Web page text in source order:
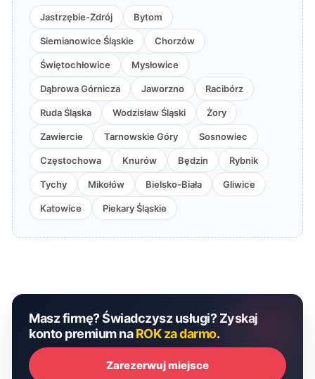
Jastrzębie-Zdrój Bytom
Siemianowice Śląskie Chorzów
Świętochłowice Mysłowice
Dąbrowa Górnicza Jaworzno Racibórz
Ruda Śląska Wodzisław Śląski Żory
Zawiercie Tarnowskie Góry Sosnowiec
Częstochowa Knurów Będzin Rybnik
Tychy Mikołów Bielsko-Biała Gliwice
Katowice Piekary Śląskie
Masz firmę? Świadczysz usługi? Zyskaj
konto premium naROK za darmo.
Zarezerwuj miejsce